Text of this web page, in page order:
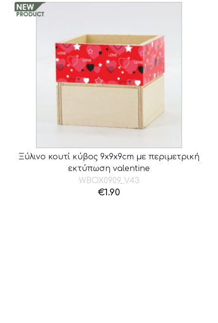
Ξύλινο κουτί κύβος 9x9x9cm με περιμετρική
εκτύπωση valentine
WBOX0909_V43
€1.90